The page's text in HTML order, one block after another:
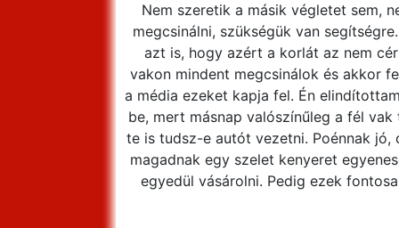
Nem szeretik a másik végletet sem,
megcsinálni, szükségük van
azt is, hogy azért a korlát az nem
vakon mindent megcsinálok és akkor
a média ezeket kapja fel. Én
be, mert másnap valószínűleg a fél
te is tudsz-e autót vezetni. Poénnak
magadnak egy szelet kenyeret
egyedül vásárolni. Pedig ezek